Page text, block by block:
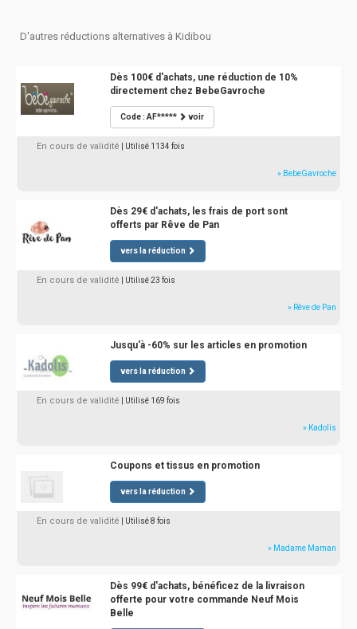
D'autres réductions alternatives à Kidibou
Dès 100€ d'achats, une réduction de 10%
directement chez BebeGavroche
Code : AF***** voir
En cours de validité | Utilisé 1134 fois
» BebeGavroche
Dès 29€ d'achats, les frais de port sont
offerts par Rêve de Pan
vers la réduction
En cours de validité | Utilisé 23 fois
» Rêve de Pan
Jusqu'à -60% sur les articles en promotion
vers la réduction
En cours de validité | Utilisé 169 fois
» Kadolis
Coupons et tissus en promotion
vers la réduction
En cours de validité | Utilisé 8 fois
» Madame Maman
Dès 99€ d'achats, bénéficez de la livraison
offerte pour votre commande Neuf Mois
Belle